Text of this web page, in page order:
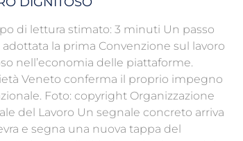
di lettura stimato: 3 minuti Un passo
adottata la prima Convenzione sul lavoro
nell’economia delle piattaforme.
Veneto conferma il proprio impegno
Foto: copyright Organizzazione
del Lavoro Un segnale concreto arriva
e segna una nuova tappa del